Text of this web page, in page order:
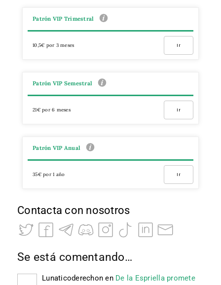
Patrón VIP Trimestral
10,5€ por 3 meses Ir
Patrón VIP Semestral
21€ por 6 meses Ir
Patrón VIP Anual
35€ por 1 año Ir
Contacta con nosotros
Se está comentando…
Lunaticoderechon en De la Espriella promete